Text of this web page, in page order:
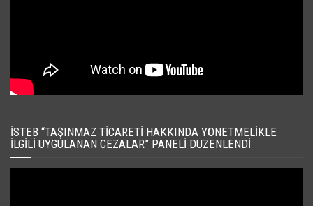
İSTEB “TAŞINMAZ TICARETI HAKKINDA YÖNETMELIKLE
İLGILI UYGULANAN CEZALAR” PANELI DÜZENLENDI